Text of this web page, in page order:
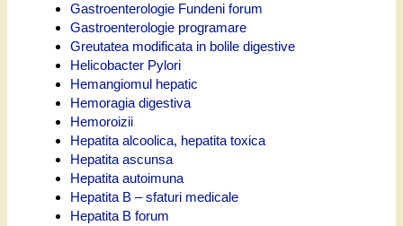
Gastroenterologie Fundeni forum
Gastroenterologie programare
Greutatea modificata in bolile digestive
Helicobacter Pylori
Hemangiomul hepatic
Hemoragia digestiva
Hemoroizii
Hepatita alcoolica, hepatita toxica
Hepatita ascunsa
Hepatita autoimuna
Hepatita B – sfaturi medicale
Hepatita B forum